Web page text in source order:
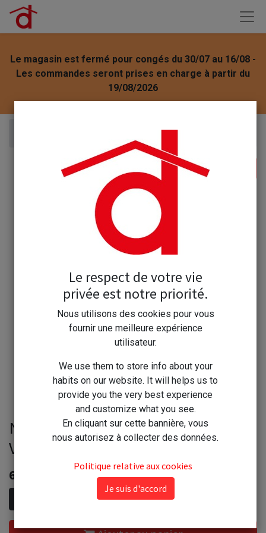
Le magasin est fermé pour congés du 30/07 au 16/08 -
Les commandes seront prises en charge à partir du
19/08/2026
Nuncas Lessivette à Main In Viaggio 100ml
Nuncas Lessivette à Main In
Viaggio 100ml
6,00
Le respect de votre vie
privée est notre priorité.
Nous utilisons des cookies pour vous
fournir une meilleure expérience
utilisateur.
We use them to store info about your
habits on our website. It will helps us to
provide you the very best experience
and customize what you see.
En cliquant sur cette bannière, vous
nous autorisez à collecter des données.
Politique relative aux cookies
Je suis d'accord